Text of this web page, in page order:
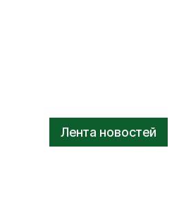
Лента новостей